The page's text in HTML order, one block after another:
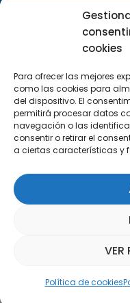
cookies
Para ofrecer las mejores
como las cookies para
del dispositivo. El
permitirá procesar datos
navegación o las
consentir o retirar el
a ciertas características y
VER
Política de cookies
29590
Suscríbete